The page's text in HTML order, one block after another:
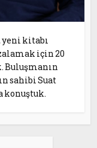
yeni kitabı
için 20
Buluşmanın
sahibi Suat